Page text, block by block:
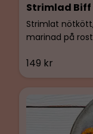
149 kr
Strimlat
marinad på
med ångad
Laktosfri.